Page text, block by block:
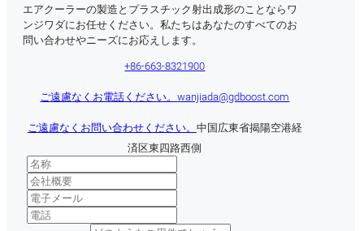
エアクーラーの製造とプラスチック射出成形のことならワ
ンジワダにお任せください。私たちはあなたのすべてのお
問い合わせやニーズにお応えします。
+86-663-8321900
ご遠慮なくお電話ください。wanjiada@gdboost.com
ご遠慮なくお問い合わせください。 中国広東省揭陽空港経
済区東四路西側